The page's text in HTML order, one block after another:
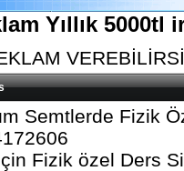
Yıllık
Semtlerde Fizik
için Fizik özel Ders